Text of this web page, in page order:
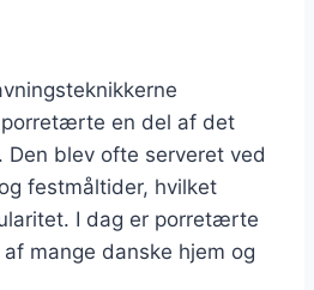
en del af det
Den blev ofte serveret ved
festmåltider, hvilket
I dag er porretærte
mange danske hjem og